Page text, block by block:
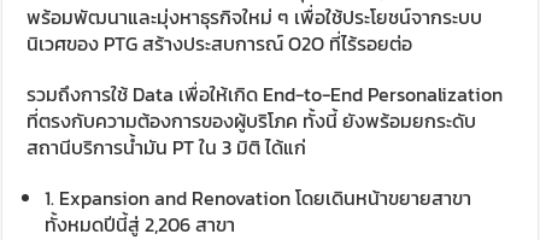
พร้อมพัฒนาและมุ่งหาธุรกิจใหม่ ๆ เพื่อใช้ประโยชน์จากระบบ
นิเวศของ PTG สร้างประสบการณ์ O2O ที่ไร้รอยต่อ
รวมถึงการใช้ Data เพื่อให้เกิด End-to-End Personalization
ที่ตรงกับความต้องการของผู้บริโภค ทั้งนี้ ยังพร้อมยกระดับ
สถานีบริการน้ำมัน PT ใน 3 มิติ ได้แก่
1. Expansion and Renovation โดยเดินหน้าขยายสาขา
ทั้งหมดปีนี้สู่ 2,206 สาขา